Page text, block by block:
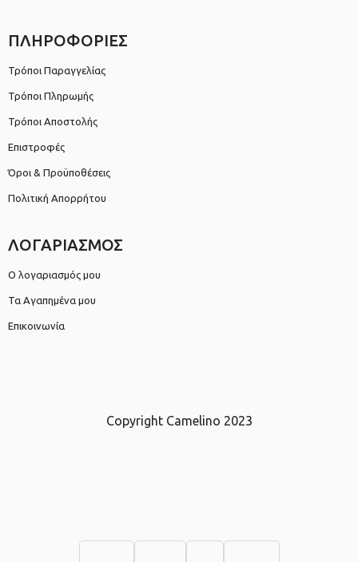
ΠΛΗΡΟΦΟΡΙΕΣ
Τρόποι Παραγγελίας
Τρόποι Πληρωμής
Τρόποι Αποστολής
Επιστροφές
Όροι & Προϋποθέσεις
Πολιτική Απορρήτου
ΛΟΓΑΡΙΑΣΜΟΣ
Ο λογαριασμός μου
Τα Αγαπημένα μου
Επικοινωνία
Copyright Camelino 2023